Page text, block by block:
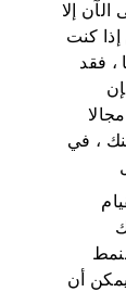
إلا
إذا كنت
، فقد
، في
أن